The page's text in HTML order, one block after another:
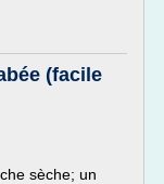
(facile
sèche; un